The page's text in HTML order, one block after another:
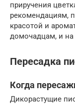
приручения
рекомендациям,
красотой и
домочадцам, и на
Пересадка
Когда
Дикорастущие